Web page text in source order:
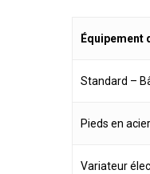
Équipement
Standard –
Pieds en
Variateur